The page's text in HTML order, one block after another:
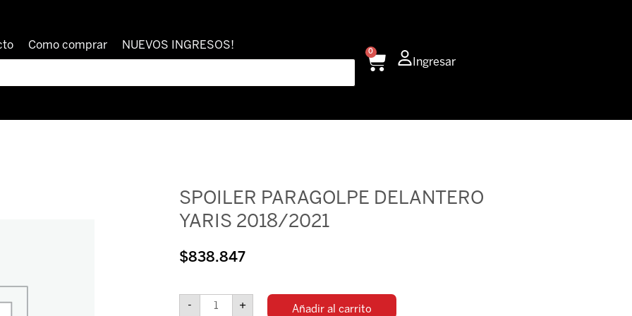
Como comprar NUEVOS INGRESOS!
0
CarritoIngresar
SPOILER PARAGOLPE DELANTERO
YARIS 2018/2021
$838.847
-
PARAGOLPE
DELANTERO
+ Añadir al carrito